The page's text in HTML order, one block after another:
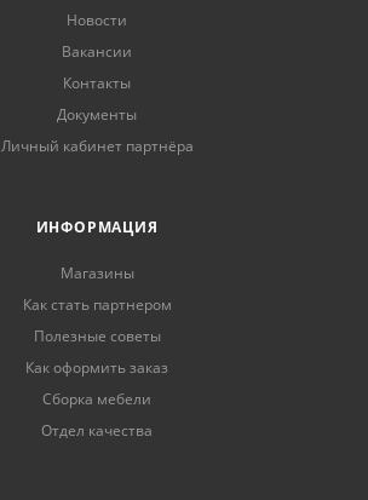
Новости
Вакансии
Контакты
Документы
Личный кабинет партнёра
ИНФОРМАЦИЯ
Магазины
Как стать партнером
Полезные советы
Как оформить заказ
Сборка мебели
Отдел качества